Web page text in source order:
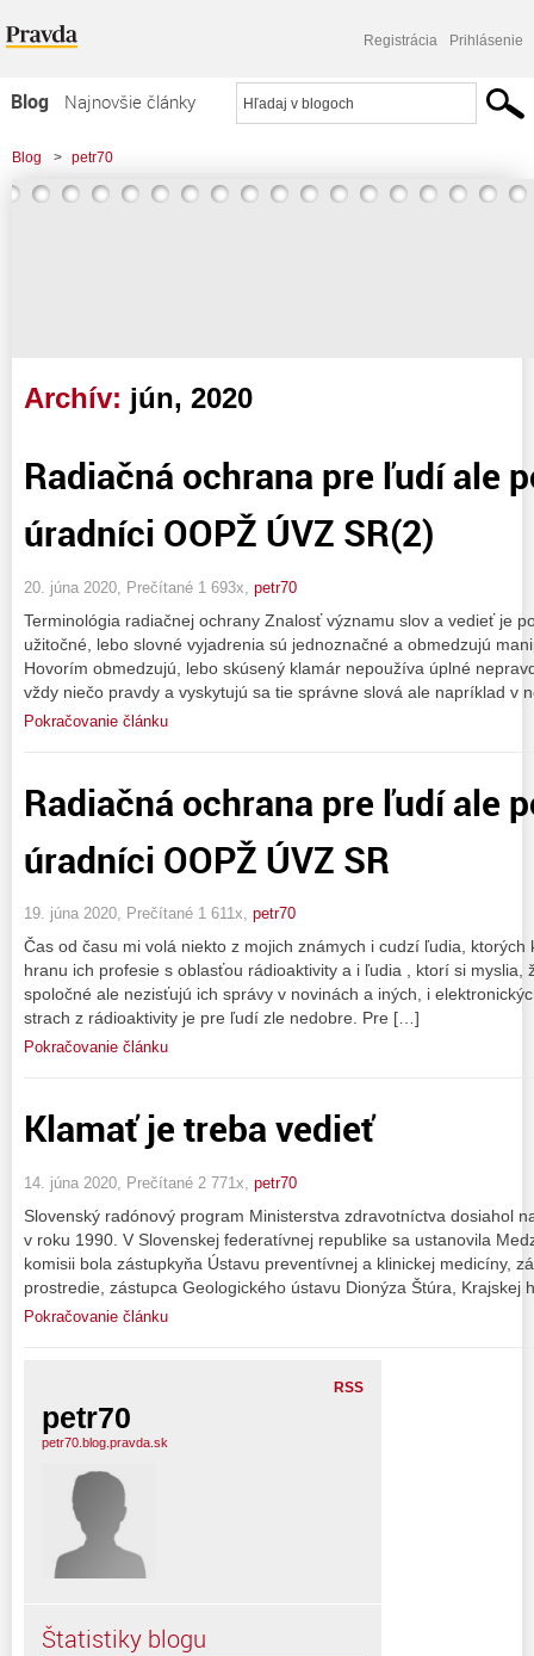
Registrácia Prihlásenie
Blog
Najnovšie články
Najčítanejšie články
Najkomentovanejšie články
Blog > petr70
Archív: jún, 2020
Radiačná ochrana pre ľudí ale
úradníci OOPŽ ÚVZ SR(2)
20. júna 2020, Prečítané 1 693x, petr70
Terminológia radiačnej ochrany Znalosť významu slov a vedieť je
užitočné, lebo slovné vyjadrenia sú jednoznačné a obmedzujú
Hovorím obmedzujú, lebo skúsený klamár nepoužíva úplné
vždy niečo pravdy a vyskytujú sa tie správne slová ale napríklad v
Pokračovanie článku
Radiačná ochrana pre ľudí ale
úradníci OOPŽ ÚVZ SR
19. júna 2020, Prečítané 1 611x, petr70
Čas od času mi volá niekto z mojich známych i cudzí ľudia, ktorých
hranu ich profesie s oblasťou rádioaktivity a i ľudia , ktorí si myslia,
spoločné ale nezisťujú ich správy v novinách a iných, i
strach z rádioaktivity je pre ľudí zle nedobre. Pre […]
Pokračovanie článku
Klamať je treba vedieť
14. júna 2020, Prečítané 2 771x, petr70
Slovenský radónový program Ministerstva zdravotníctva dosiahol
v roku 1990. V Slovenskej federatívnej republike sa ustanovila
komisii bola zástupkyňa Ústavu preventívnej a klinickej medicíny,
prostredie, zástupca Geologického ústavu Dionýza Štúra, Krajskej
Pokračovanie článku
RSS
petr70
petr70.blog.pravda.sk
Štatistiky blogu